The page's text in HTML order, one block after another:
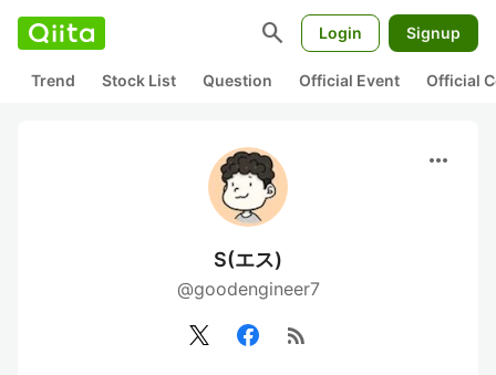
search Login Signup
Trend Stock List Question Official Event Official
more_horiz
S(エス)
@goodengineer7
rss_feed